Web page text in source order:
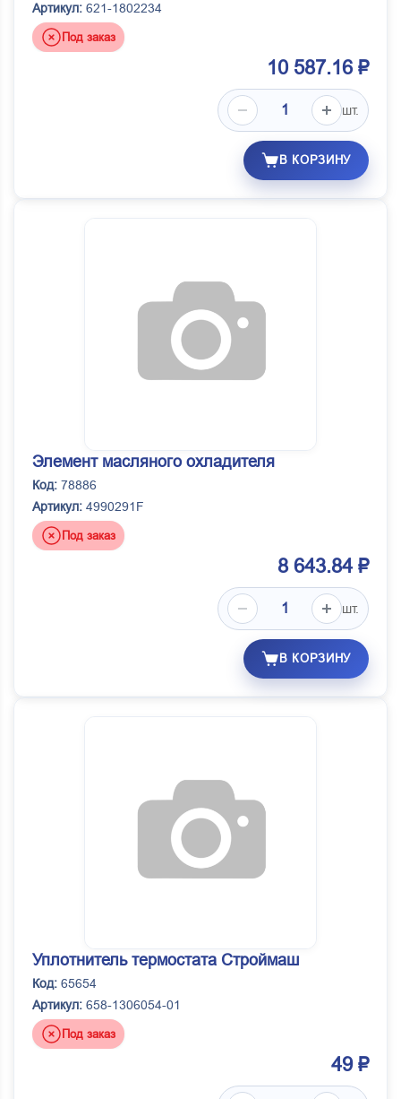
Артикул: 621-1802234
Под заказ
10 587.16 ₽
шт.
В КОРЗИНУ
Элемент масляного охладителя
Код: 78886
Артикул: 4990291F
Под заказ
8 643.84 ₽
шт.
В КОРЗИНУ
Уплотнитель термостата Строймаш
Код: 65654
Артикул: 658-1306054-01
Под заказ
49 ₽